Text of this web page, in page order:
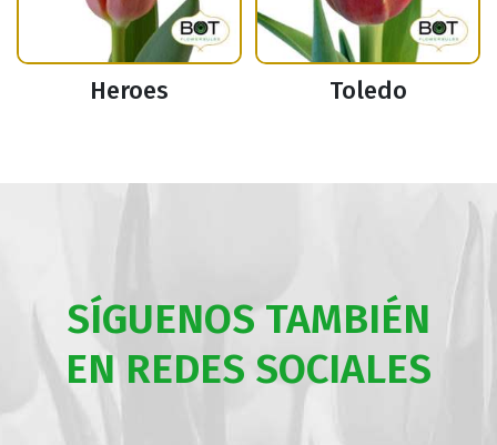
Heroes Toledo
SÍGUENOS TAMBIÉN
EN REDES SOCIALES